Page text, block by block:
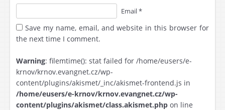
Email *
Save my name, email, and website in this browser for
the next time I comment.
Warning: filemtime(): stat failed for /home/eusers/e-
krnov/krnov.evangnet.cz/wp-
content/plugins/akismet/_inc/akismet-frontend.js in
/home/eusers/e-krnov/krnov.evangnet.cz/wp-
content/plugins/akismet/class.akismet.php on line